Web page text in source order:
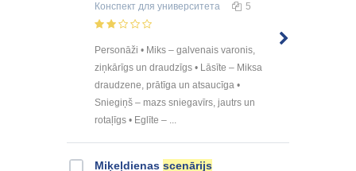
Конспект для университета 5
Personāži • Miks – galvenais varonis,
ziņkārīgs un draudzīgs • Lāsīte – Miksa
draudzene, prātīga un atsaucīga •
Sniegiņš – mazs sniegavīrs, jautrs un
rotaļīgs • Eglīte – ...
Miķeļdienas scenārijs